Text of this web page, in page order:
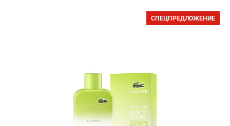
СПЕЦПРЕДЛОЖЕНИЕ